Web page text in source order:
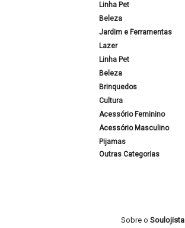
Linha Pet
Beleza
Jardim e Ferramentas
Lazer
Linha Pet
Beleza
Brinquedos
Cultura
Acessório Feminino
Acessório Masculino
Pijamas
Outras Categorias
Sobre o Soulojista